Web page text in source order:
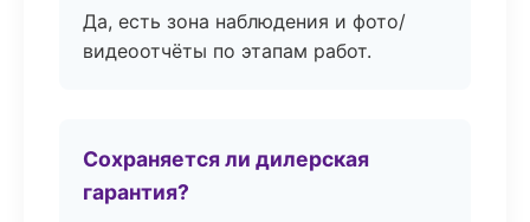
Да, есть зона наблюдения и фото/
видеоотчёты по этапам работ.
Сохраняется ли дилерская
гарантия?